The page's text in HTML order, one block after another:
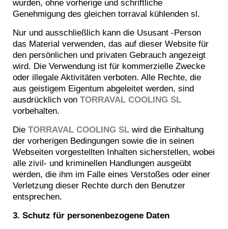
wurden, ohne vorherige und schriftliche
Genehmigung des gleichen torraval kühlenden sl.
Nur und ausschließlich kann die Ususant -Person
das Material verwenden, das auf dieser Website für
den persönlichen und privaten Gebrauch angezeigt
wird. Die Verwendung ist für kommerzielle Zwecke
oder illegale Aktivitäten verboten. Alle Rechte, die
aus geistigem Eigentum abgeleitet werden, sind
ausdrücklich von TORRAVAL COOLING SL
vorbehalten.
Die TORRAVAL COOLING SL wird die Einhaltung
der vorherigen Bedingungen sowie die in seinen
Webseiten vorgestellten Inhalten sicherstellen, wobei
alle zivil- und kriminellen Handlungen ausgeübt
werden, die ihm im Falle eines Verstoßes oder einer
Verletzung dieser Rechte durch den Benutzer
entsprechen.
3. Schutz für personenbezogene Daten